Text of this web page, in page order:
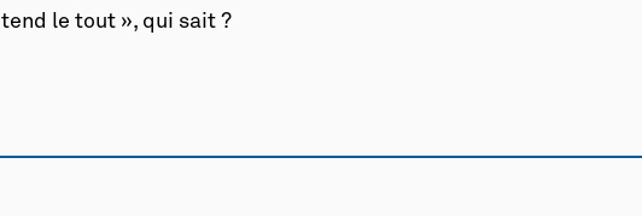
tend le tout », qui sait ?